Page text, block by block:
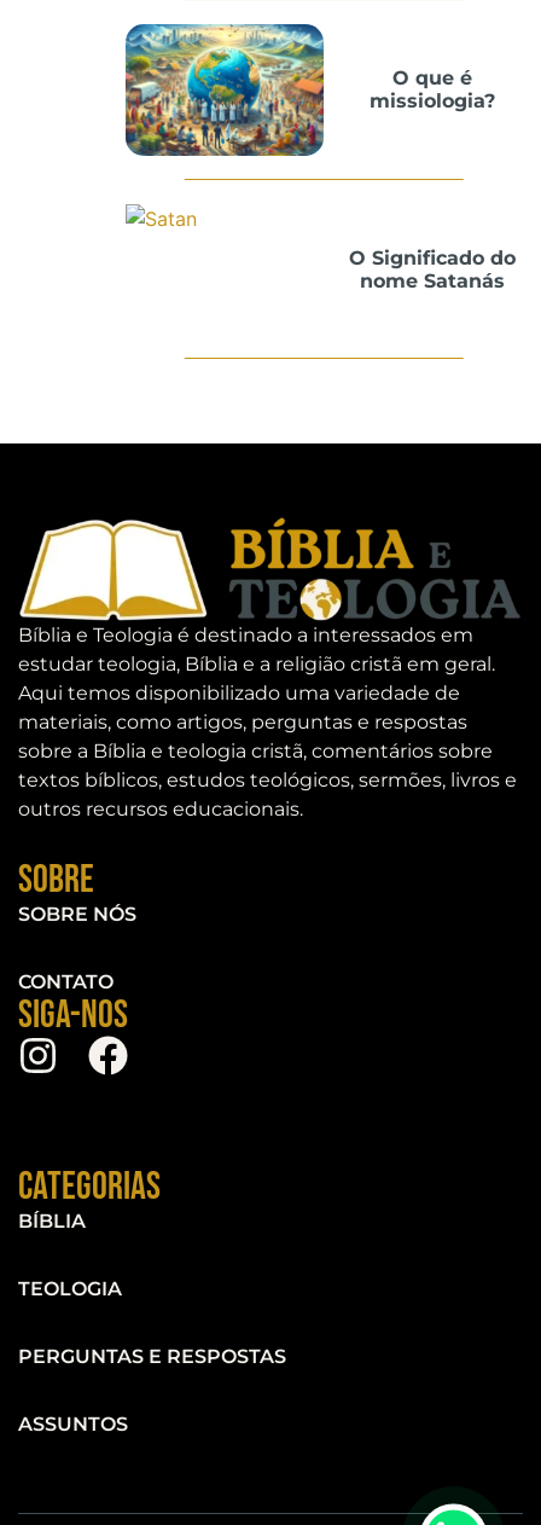
O que é
missiologia?
O Significado do
nome Satanás
Bíblia e Teologia é destinado a interessados em
estudar teologia, Bíblia e a religião cristã em geral.
Aqui temos disponibilizado uma variedade de
materiais, como artigos, perguntas e respostas
sobre a Bíblia e teologia cristã, comentários sobre
textos bíblicos, estudos teológicos, sermões, livros e
outros recursos educacionais.
Sobre
SOBRE NÓS
CONTATO
Siga-nos
Categorias
BÍBLIA
TEOLOGIA
PERGUNTAS E RESPOSTAS
ASSUNTOS